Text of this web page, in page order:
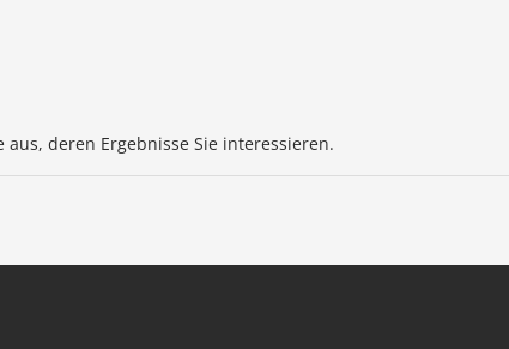
deren Ergebnisse Sie interessieren.